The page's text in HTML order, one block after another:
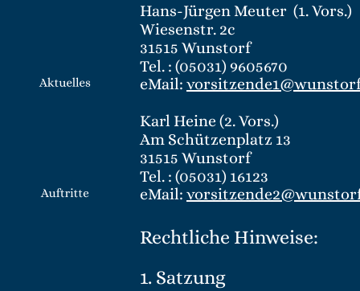
Hans-Jürgen Meuter  (1. Vors.)
Wiesenstr. 2c
31515 Wunstorf
Tel. : (05031) 9605670
eMail:
Karl Heine (2. Vors.)
Am Schützenplatz 13
31515 Wunstorf
Tel. : (05031) 16123
eMail:
Rechtliche Hinweise:
1. Satzung